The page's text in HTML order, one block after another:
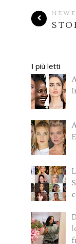
I più letti